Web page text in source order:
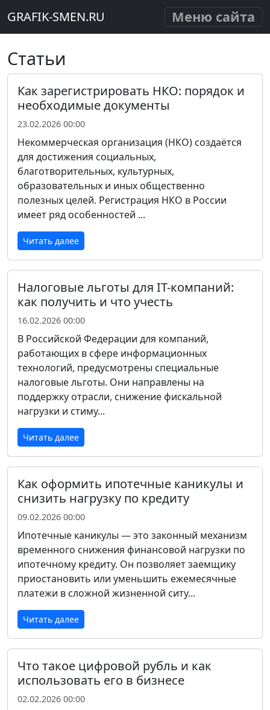
GRAFIK-SMEN.RU Меню сайта
Статьи
Как зарегистрировать НКО: порядок и
необходимые документы
23.02.2026 00:00
Некоммерческая организация (НКО) создаётся
для достижения социальных,
благотворительных, культурных,
образовательных и иных общественно
полезных целей. Регистрация НКО в России
имеет ряд особенностей ...
Читать далее
Налоговые льготы для IT-компаний:
как получить и что учесть
16.02.2026 00:00
В Российской Федерации для компаний,
работающих в сфере информационных
технологий, предусмотрены специальные
налоговые льготы. Они направлены на
поддержку отрасли, снижение фискальной
нагрузки и стиму...
Читать далее
Как оформить ипотечные каникулы и
снизить нагрузку по кредиту
09.02.2026 00:00
Ипотечные каникулы — это законный механизм
временного снижения финансовой нагрузки по
ипотечному кредиту. Он позволяет заемщику
приостановить или уменьшить ежемесячные
платежи в сложной жизненной ситу...
Читать далее
Что такое цифровой рубль и как
использовать его в бизнесе
02.02.2026 00:00